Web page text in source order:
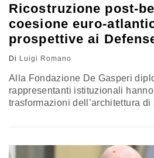
Ricostruzione post-
coesione euro-
prospettive ai
Days
Di Luigi Romano
Alla Fondazione De Gasperi
rappresentanti istituzionali
trasformazioni dell’architettura
visione comune capace di